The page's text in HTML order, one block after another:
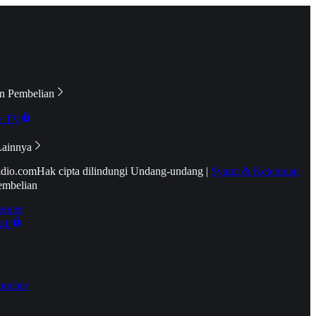
Pembelian
TV
Hak cipta dilindungi Undang-undang | Syarat & Ketentuan